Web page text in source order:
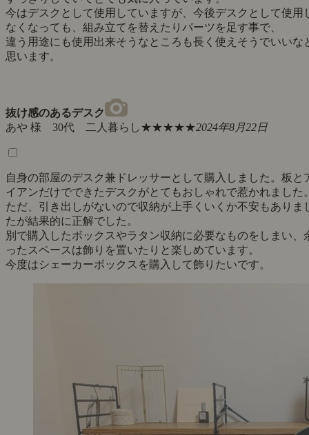
今はデスクとして使用していますが、今後デスクとして使用
なくなっても、組み立てを替えたりパーツを足す事で、
違う用途にも使用出来そうなところも長く使えそうでいいな
思います。
抜け感のあるデスク
あや 様 30代 二人暮らし★★★★★2024年8月22日
自身の部屋のデスク兼ドレッサーとして購入しました。板と
イアンだけでできたデスクがとてもおしゃれで惹かれました
ただ、引き出しがないので収納が上手くいくか不安もありま
たが結果的に正解でした。
別で購入したボックスやラタン収納に必要なものをしまい、
ったスペースは飾りを置いたりと楽しめています。
今度はシェーカーボックスを購入して飾りたいです。